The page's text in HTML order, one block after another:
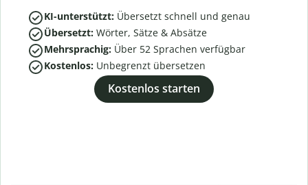
KI-unterstützt: Übersetzt schnell und genau
Übersetzt: Wörter, Sätze & Absätze
Mehrsprachig: Über 52 Sprachen verfügbar
Kostenlos: Unbegrenzt übersetzen
Kostenlos starten